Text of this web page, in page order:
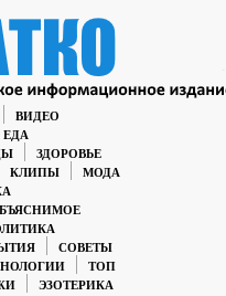
ВИДЕО
ЕДА
ЗДОРОВЬЕ
КЛИПЫ
МОДА
СОВЕТЫ
ТОП
ЭЗОТЕРИКА